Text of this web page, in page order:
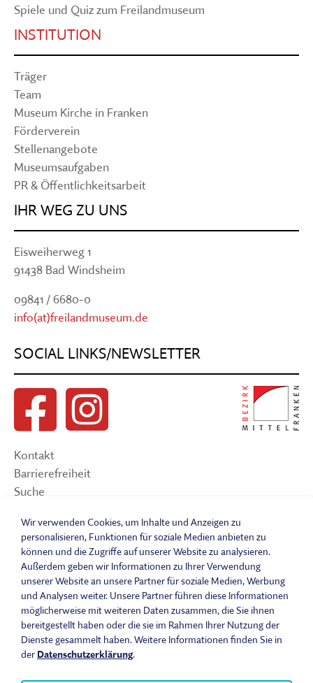
Spiele und Quiz zum Freilandmuseum
INSTITUTION
Träger
Team
Museum Kirche in Franken
Förderverein
Stellenangebote
Museumsaufgaben
PR & Öffentlichkeitsarbeit
IHR WEG ZU UNS
Eisweiherweg 1
91438 Bad Windsheim
09841 / 6680-0
info(at)freilandmuseum.de
SOCIAL LINKS/NEWSLETTER
Kontakt
Barrierefreiheit
Suche
Impressum
Datenschutzerklärung
Barrierefreiheitserklärung
Leichte Sprache
Widerrufsbelehrung
Vertrag widerrufen
AGB
Benutzungsordnung
Wir verwenden Cookies, um Inhalte und Anzeigen zu
personalisieren, Funktionen für soziale Medien anbieten zu
können und die Zugriffe auf unserer Website zu analysieren.
Außerdem geben wir Informationen zu Ihrer Verwendung
unserer Website an unsere Partner für soziale Medien, Werbung
und Analysen weiter. Unsere Partner führen diese Informationen
möglicherweise mit weiteren Daten zusammen, die Sie ihnen
bereitgestellt haben oder die sie im Rahmen Ihrer Nutzung der
Dienste gesammelt haben. Weitere Informationen finden Sie in
der Datenschutzerklärung.